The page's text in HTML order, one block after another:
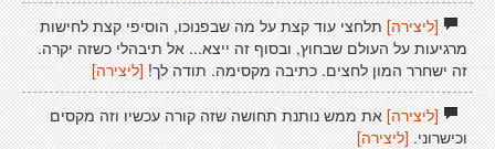
[ליצירה]תלחצי עוד קצת על מה שבפנוכו, הוסיפי קצת לחישות
מרגיעות על העולם שבחוץ, ובסוף זה ייצא... אל תיבהלי כשזה יקרה.
זה ישחרר המון לחצים. כתיבה מקסימה. תודה לך! [ליצירה]
[ליצירה]את ממש נותנת תחושה שזה קורה עכשיו וזה מקסים
וכישרוני.[ליצירה]